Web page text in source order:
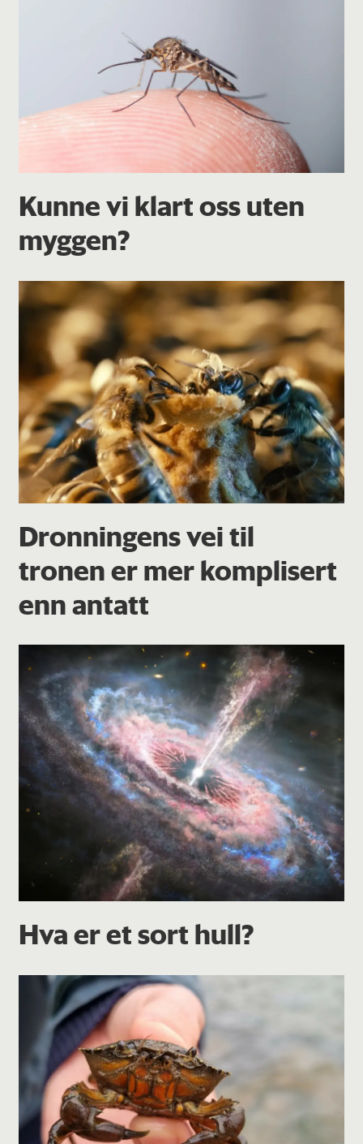
Kunne vi klart oss uten
myggen?
Dronningens vei til
tronen er mer komplisert
enn antatt
Hva er et sort hull?